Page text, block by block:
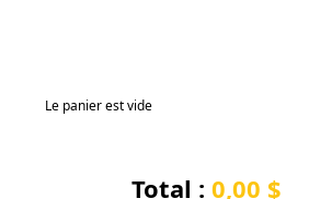
Le panier est vide
Total : 0,00 $